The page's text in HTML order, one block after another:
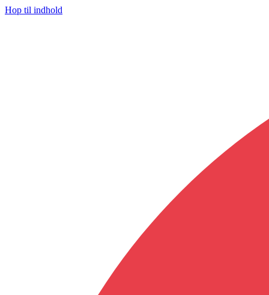
Hop til indhold